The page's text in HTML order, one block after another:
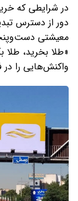
در شرایطی که
دور از دسترس
معیشتی
«طلا بخرید،
واکنش‌هایی را